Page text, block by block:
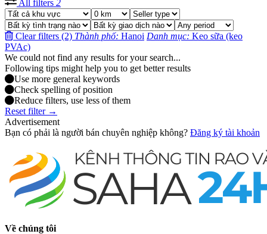
All filters 2
Clear filters (2) Thành phố: Hanoi Danh mục: Keo sữa (keo
PVAc)
We could not find any results for your search...
Following tips might help you to get better results
Use more general keywords
Check spelling of position
Reduce filters, use less of them
Reset filter →
Advertisement
Bạn có phải là người bán chuyên nghiệp không? Đăng ký tài khoản
Về chúng tôi